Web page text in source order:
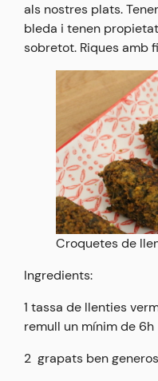
als nostres plats.
bleda i tenen
sobretot. Riques amb
Croquetes de
Ingredients:
1 tassa de llenties
remull un mínim de 6h
2 grapats ben